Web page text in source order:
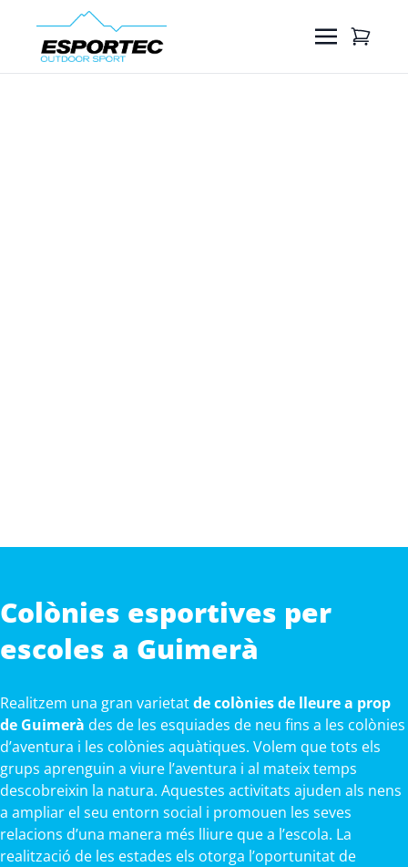
Colònies esportives per
escoles a Guimerà
Realitzem una gran varietatde colònies de lleure a prop
de Guimerà des de les esquiades de neu fins a les colònies
d’aventura i les colònies aquàtiques. Volem que tots els
grups aprenguin a viure l’aventura i al mateix temps
descobreixin la natura. Aquestes activitats ajuden als nens
a ampliar el seu entorn social i promouen les seves
relacions d’una manera més lliure que a l’escola. La
realització de les estades els otorga l’oportunitat de